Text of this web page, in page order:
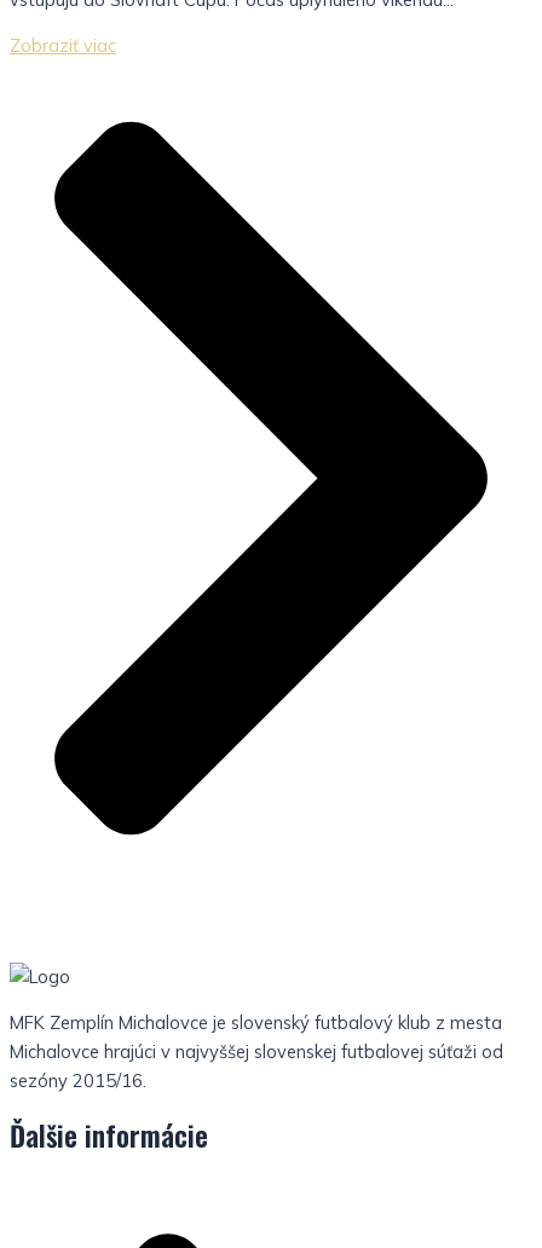
Zobraziť viac
MFK Zemplín Michalovce je slovenský futbalový klub z mesta
Michalovce hrajúci v najvyššej slovenskej futbalovej súťaži od
sezóny 2015/16.
Ďalšie informácie